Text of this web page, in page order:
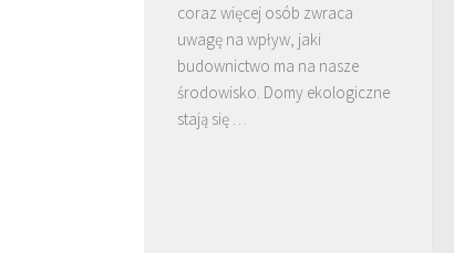
coraz więcej osób zwraca
uwagę na wpływ, jaki
budownictwo ma na nasze
środowisko. Domy ekologiczne
stają się …